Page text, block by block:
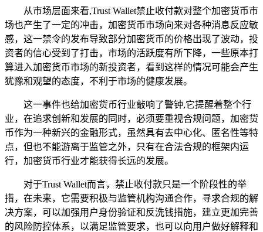
从市场层面来看,Trust Wallet禁止收付款对整个加密货币市
场也产生了一定的冲击，加密货币市场向来对各种消息反应敏
感，这一禁令的发布导致部分加密货币的价格出现了波动，投
资者的信心受到了打击，市场的活跃度有所下降，一些原本打
算进入加密货币市场的新投资者，看到这样的情况可能会产生
犹豫和观望的态度，不利于市场的健康发展。
这一事件也给加密货币行业敲响了警钟,它提醒着整个行
业，在追求创新和发展的同时，必须要重视合规问题，加密货
币作为一种新兴的金融形式，虽然具有去中心化、匿名性等特
点，但也不能游离于监管之外，只有在合法合规的框架内运
行，加密货币行业才能获得长远的发展。
对于Trust Wallet而言，禁止收付款只是一个阶段性的举
措，在未来，它需要积极与监管机构沟通合作，寻求合规的解
决方案，可以加强用户身份验证和反洗钱措施，建立更加完善
的风险防控体系，以满足监管要求，也可以向用户做好解释和